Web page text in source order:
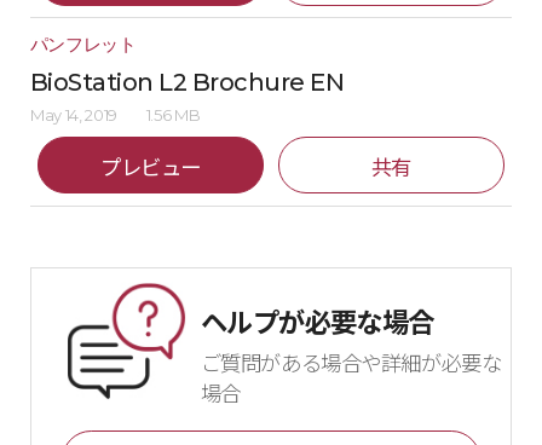
パンフレット
BioStation L2 Brochure EN
May 14, 2019 1.56 MB
プレビュー 共有
ヘルプが必要な場合
ご質問がある場合や詳細が必要な
場合